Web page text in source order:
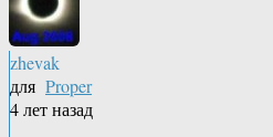
zhevak
для Proper
4 лет назад